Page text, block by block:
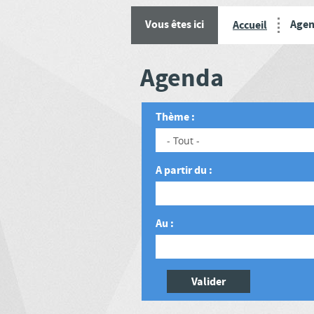
Vous êtes ici Accueil
Agenda
Thème :
A partir du :
Au :
Valider